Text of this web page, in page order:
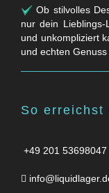
Ob stilvolles
nur dein
und unkompliziert
und echten
So erreichst
+49 201 53698047